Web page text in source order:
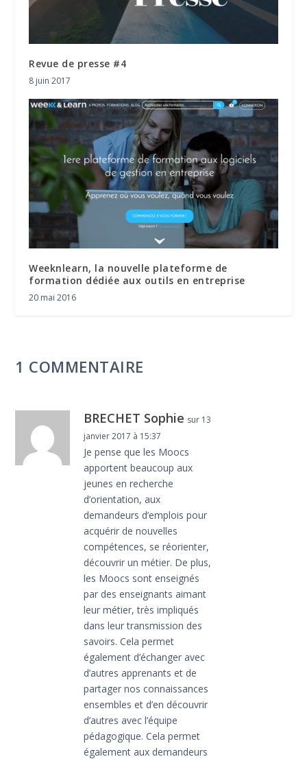
Revue de presse #4
8 juin 2017
Weeknlearn, la nouvelle plateforme de
formation dédiée aux outils en entreprise
20 mai 2016
1 COMMENTAIRE
BRECHET Sophie sur 13
janvier 2017 à 15:37
Je pense que les Moocs
apportent beaucoup aux
jeunes en recherche
d’orientation, aux
demandeurs d’emplois pour
acquérir de nouvelles
compétences, se réorienter,
découvrir un métier. De plus,
les Moocs sont enseignés
par des enseignants aimant
leur métier, très impliqués
dans leur transmission des
savoirs. Cela permet
également d’échanger avec
d’autres apprenants et de
partager nos connaissances
ensembles et d’en découvrir
d’autres avec l’équipe
pédagogique. Cela permet
également aux demandeurs